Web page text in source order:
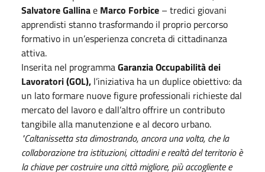
Salvatore Gallinae Marco Forbice – tredici giovani
apprendisti stanno trasformando il proprio percorso
formativo in un’esperienza concreta di cittadinanza
attiva.
Inserita nel programmaGaranzia Occupabilità dei
Lavoratori (GOL), l’iniziativa ha un duplice obiettivo: da
un lato formare nuove figure professionali richieste dal
mercato del lavoro e dall’altro offrire un contributo
tangibile alla manutenzione e al decoro urbano.
"Caltanissetta sta dimostrando, ancora una volta, che la
collaborazione tra istituzioni, cittadini e realtà del territorio è
la chiave per costruire una città migliore, più accogliente e